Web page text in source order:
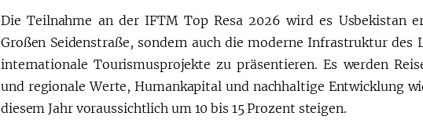
Die Teilnahme an der IFTM Top Resa 2026 wird es Usbekistan
Großen Seidenstraße, sondern auch die moderne Infrastruktur des
internationale Tourismusprojekte zu präsentieren. Es werden
und regionale Werte, Humankapital und nachhaltige Entwicklung
diesem Jahr voraussichtlich um 10 bis 15 Prozent steigen.